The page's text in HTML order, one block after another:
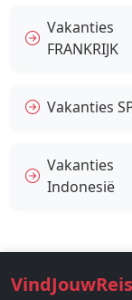
Vakanties
FRANKRIJK
Vakanties
Vakanties
Indonesië